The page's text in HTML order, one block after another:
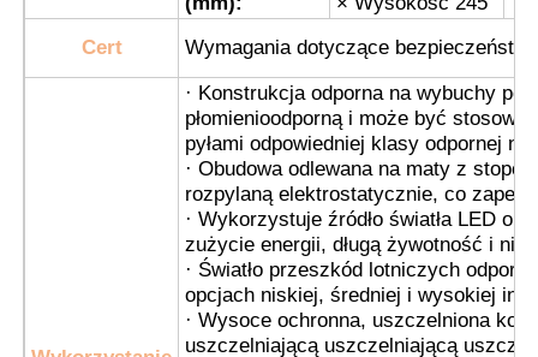
Glandy kablowe zabezpieczone przed wybuchem
wtyczka i gniazdo przeciwwybuchowe
Cert Wymagania dotyczące
· Konstrukcja odporna na wybuchy
płomienioodporną i może być
pyłami odpowiedniej klasy odpornej na
· Obudowa odlewana na maty z
rozpylaną elektrostatycznie, co
· Wykorzystuje źródło światła LED o
zużycie energii, długą żywotność i nie
· Światło przeszkód lotniczych
opcjach niskiej, średniej i wysokiej
· Wysoce ochronna, uszczelniona
uszczelniającą uszczelniającą